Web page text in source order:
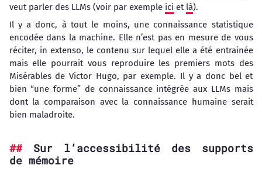
veut parler des LLMs (voir par exemple ici et là).
Il y a donc, à tout le moins, une connaissance statistique
encodée dans la machine. Elle n’est pas en mesure de vous
réciter, in extenso, le contenu sur lequel elle a été entrainée
mais elle pourrait vous reproduire les premiers mots des
Misérables de Victor Hugo, par exemple. Il y a donc bel et
bien “une forme” de connaissance intégrée aux LLMs mais
dont la comparaison avec la connaissance humaine serait
bien maladroite.
Sur l’accessibilité des supports
de mémoire